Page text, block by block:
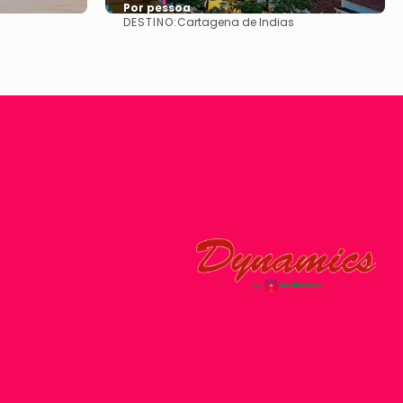
Por pessoa
Vejo
DESTINO:Cartagena de Indias